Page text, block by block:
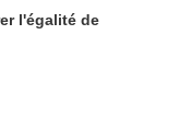
l'égalité de